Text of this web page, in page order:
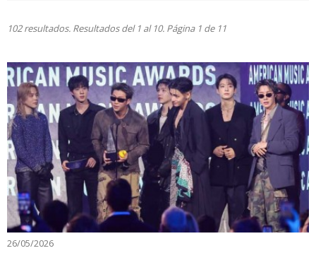
102 resultados. Resultados del 1 al 10. Página 1 de 11
26/05/2026